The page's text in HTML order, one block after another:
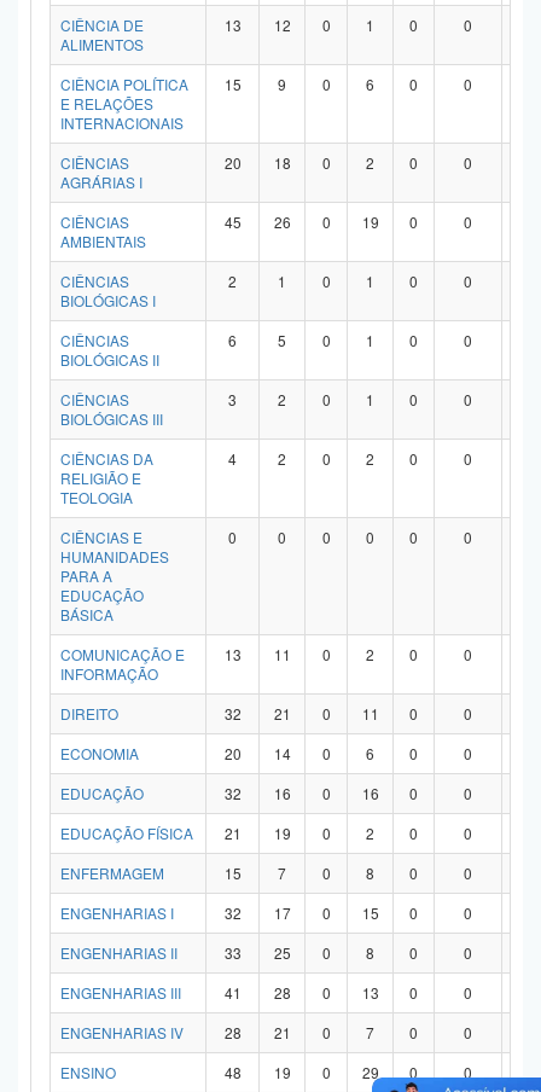
CIÊNCIA DE
ALIMENTOS
13 12 0 1 0 0
CIÊNCIA POLÍTICA
E RELAÇÕES
INTERNACIONAIS
15 9 0 6 0 0
CIÊNCIAS
AGRÁRIAS I
20 18 0 2 0 0
CIÊNCIAS
AMBIENTAIS
45 26 0 19 0 0
CIÊNCIAS
BIOLÓGICAS I
2 1 0 1 0 0
CIÊNCIAS
BIOLÓGICAS II
6 5 0 1 0 0
CIÊNCIAS
BIOLÓGICAS III
3 2 0 1 0 0
CIÊNCIAS DA
RELIGIÃO E
TEOLOGIA
4 2 0 2 0 0
CIÊNCIAS E
HUMANIDADES
PARA A
EDUCAÇÃO
BÁSICA
0 0 0 0 0 0
COMUNICAÇÃO E
INFORMAÇÃO
13 11 0 2 0 0
DIREITO 32 21 0 11 0 0
ECONOMIA
20 14 0 6 0 0
EDUCAÇÃO
32 16 0 16 0 0
EDUCAÇÃO FÍSICA
21 19 0 2 0 0
ENFERMAGEM
15 7 0 8 0 0
ENGENHARIAS I
32 17 0 15 0 0
ENGENHARIAS II
33 25 0 8 0 0
ENGENHARIAS III
41 28 0 13 0 0
ENGENHARIAS IV
28 21 0 7 0 0
ENSINO
48 19 0 29 0 0